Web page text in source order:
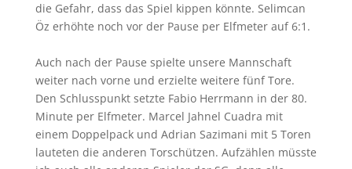
die Gefahr, dass das Spiel kippen könnte. Selimcan
Öz erhöhte noch vor der Pause per Elfmeter auf 6:1.
Auch nach der Pause spielte unsere Mannschaft
weiter nach vorne und erzielte weitere fünf Tore.
Den Schlusspunkt setzte Fabio Herrmann in der 80.
Minute per Elfmeter. Marcel Jahnel Cuadra mit
einem Doppelpack und Adrian Sazimani mit 5 Toren
lauteten die anderen Torschützen. Aufzählen müsste